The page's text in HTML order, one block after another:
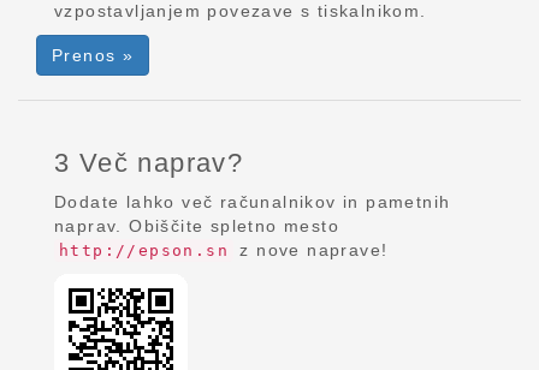
vzpostavljanjem povezave s tiskalnikom.
Prenos »
3 Več naprav?
Dodate lahko več računalnikov in pametnih
naprav. Obiščite spletno mesto
http://epson.sn z nove naprave!